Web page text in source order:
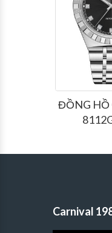
ĐỒNG HỒ
Carnival